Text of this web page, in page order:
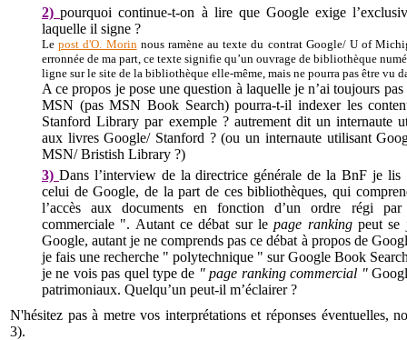
2)pourquoi continue-t-on à lire que Google exige
laquelle il signe ?
Lepost d'O. Morin nous ramène au texte du contrat Google/ U of
erronnée de ma part, ce texte signifie qu’un ouvrage de bibliothèque
ligne sur le site de la bibliothèque elle-même, mais ne pourra pas être vu
A ce propos je pose une question à laquelle je n’ai toujours
MSN (pas MSN Book Search) pourra-t-il indexer les
Stanford Library par exemple ? autrement dit un internaute
aux livres Google/ Stanford ? (ou un internaute utilisant
MSN/ Bristish Library ?)
3) Dans l’interview de la directrice générale de la BnF je lis
celui de Google, de la part de ces bibliothèques, qui
l’accès aux documents en fonction d’un ordre régi
commerciale ". Autant ce débat sur lepage rankingpeut se
Google, autant je ne comprends pas ce débat à propos de
je fais une recherche " polytechnique " sur Google Book
je ne vois pas quel type de " page ranking commercial "
patrimoniaux. Quelqu’un peut-il m’éclairer ?
N'hésitez pas à metre vos interprétations et réponses éventuelles,
3).